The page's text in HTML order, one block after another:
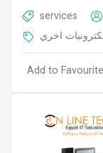
services
اخري
Add to